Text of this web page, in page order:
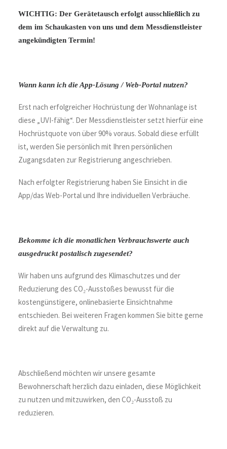
WICHTIG: Der Gerätetausch erfolgt ausschließlich zu
dem im Schaukasten von uns und dem Messdienstleister
angekündigten Termin!
Wann kann ich die App-Lösung / Web-Portal nutzen?
Erst nach erfolgreicher Hochrüstung der Wohnanlage ist
diese „UVI-fähig“. Der Messdienstleister setzt hierfür eine
Hochrüstquote von über 90% voraus. Sobald diese erfüllt
ist, werden Sie persönlich mit Ihren persönlichen
Zugangsdaten zur Registrierung angeschrieben.
Nach erfolgter Registrierung haben Sie Einsicht in die
App/das Web-Portal und Ihre individuellen Verbräuche.
Bekomme ich die monatlichen Verbrauchswerte auch
ausgedruckt postalisch zugesendet?
Wir haben uns aufgrund des Klimaschutzes und der
Reduzierung des CO₂-Ausstoßes bewusst für die
kostengünstigere, onlinebasierte Einsichtnahme
entschieden. Bei weiteren Fragen kommen Sie bitte gerne
direkt auf die Verwaltung zu.
Abschließend möchten wir unsere gesamte
Bewohnerschaft herzlich dazu einladen, diese Möglichkeit
zu nutzen und mitzuwirken, den CO₂-Ausstoß zu
reduzieren.